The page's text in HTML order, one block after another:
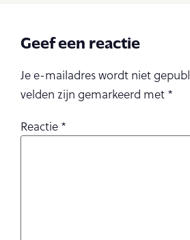
Geef een reactie
Je e-mailadres wordt niet
velden zijn gemarkeerd met *
Reactie *